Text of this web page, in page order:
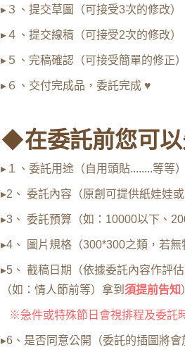
▸３、提交草圖（可接受3次的修改）
▸４、提交線稿（可接受2次的修改）
▸５、完稿確認（可接受簡單的修正）
▸６、交付完成品，委託完成 ♥
◆在委託前您可
▸１、委託用途（自用頭貼........等等）
▸2、 委託內容（原創可提供紙娃娃或
▸3、 委託預算（如：10000以下、
▸4、 圖片規格（300*300之類，若無
▸5、 截稿日期（依據委託內容作評
（如：情人節前等）拿到 須提前告知
※急件或特殊節日會視排程及委託
▸6、是否同意公開（委託的插圖將